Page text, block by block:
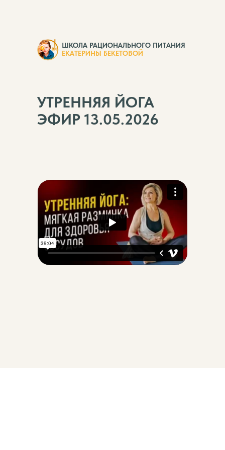
УТРЕННЯЯ ЙОГА
ЭФИР 13.05.2026
ШКОЛА РАЦИОНАЛЬНОГО ПИТАНИЯ
ЕКАТЕРИНЫ БЕКЕТОВОЙ